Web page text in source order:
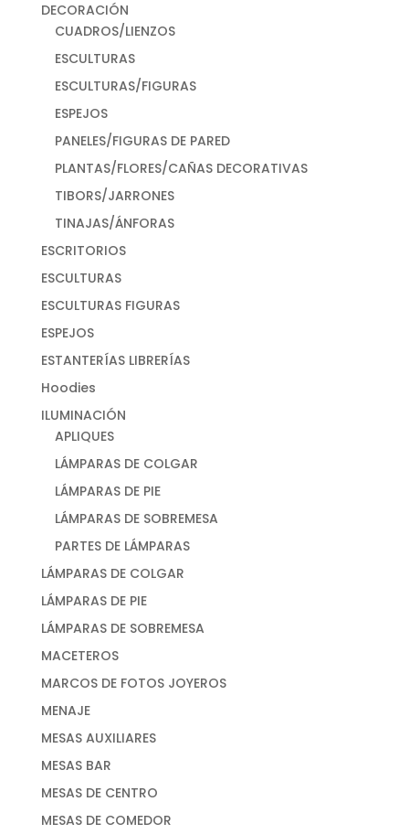
DECORACIÓN
CUADROS/LIENZOS
ESCULTURAS
ESCULTURAS/FIGURAS
ESPEJOS
PANELES/FIGURAS DE PARED
PLANTAS/FLORES/CAÑAS DECORATIVAS
TIBORS/JARRONES
TINAJAS/ÁNFORAS
ESCRITORIOS
ESCULTURAS
ESCULTURAS FIGURAS
ESPEJOS
ESTANTERÍAS LIBRERÍAS
Hoodies
ILUMINACIÓN
APLIQUES
LÁMPARAS DE COLGAR
LÁMPARAS DE PIE
LÁMPARAS DE SOBREMESA
PARTES DE LÁMPARAS
LÁMPARAS DE COLGAR
LÁMPARAS DE PIE
LÁMPARAS DE SOBREMESA
MACETEROS
MARCOS DE FOTOS JOYEROS
MENAJE
MESAS AUXILIARES
MESAS BAR
MESAS DE CENTRO
MESAS DE COMEDOR